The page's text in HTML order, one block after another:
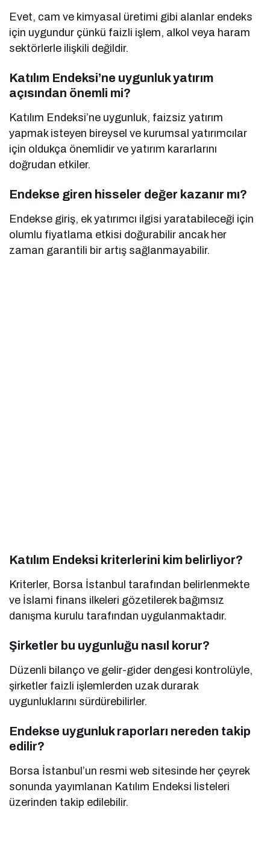
Evet, cam ve kimyasal üretimi gibi alanlar endeks
için uygundur çünkü faizli işlem, alkol veya haram
sektörlerle ilişkili değildir.
Katılım Endeksi’ne uygunluk yatırım
açısından önemli mi?
Katılım Endeksi’ne uygunluk, faizsiz yatırım
yapmak isteyen bireysel ve kurumsal yatırımcılar
için oldukça önemlidir ve yatırım kararlarını
doğrudan etkiler.
Endekse giren hisseler değer kazanır mı?
Endekse giriş, ek yatırımcı ilgisi yaratabileceği için
olumlu fiyatlama etkisi doğurabilir ancak her
zaman garantili bir artış sağlanmayabilir.
Katılım Endeksi kriterlerini kim belirliyor?
Kriterler, Borsa İstanbul tarafından belirlenmekte
ve İslami finans ilkeleri gözetilerek bağımsız
danışma kurulu tarafından uygulanmaktadır.
Şirketler bu uygunluğu nasıl korur?
Düzenli bilanço ve gelir-gider dengesi kontrolüyle,
şirketler faizli işlemlerden uzak durarak
uygunluklarını sürdürebilirler.
Endekse uygunluk raporları nereden takip
edilir?
Borsa İstanbul’un resmi web sitesinde her çeyrek
sonunda yayımlanan Katılım Endeksi listeleri
üzerinden takip edilebilir.